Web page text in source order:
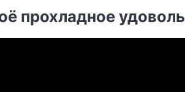
прохладное